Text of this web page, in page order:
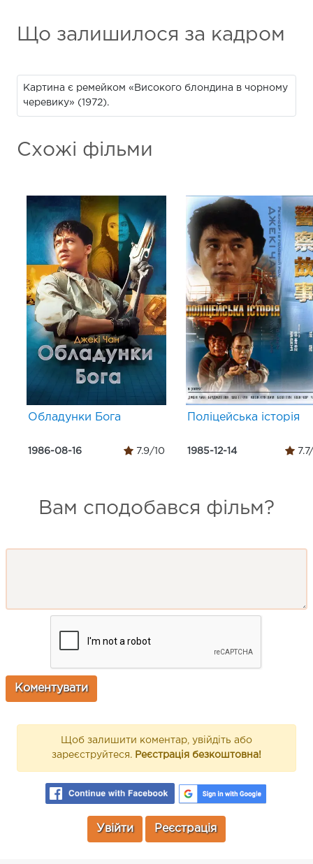
Що залишилося за кадром
Картина є ремейком «Високого блондина в чорному
черевику» (1972).
Схожі фільми
Обладунки Бога
1986-08-16 7.9/10
Поліцейська історія
1985-12-14
Вам сподобався фільм?
Щоб залишити коментар, увійдіть або
зареєструйтеся. Реєстрація безкоштовна!
Увійти Реєстрація